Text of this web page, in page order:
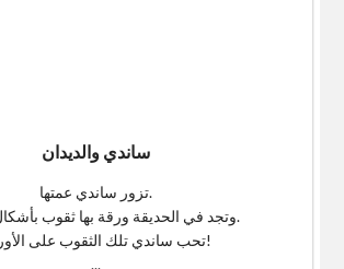
ساندي والديدان
تزور ساندي عمتها.
وتجد في الحديقة ورقة بها ثقوب بأشكال جميلة.
تحب ساندي تلك الثقوب على الأوراق!
...